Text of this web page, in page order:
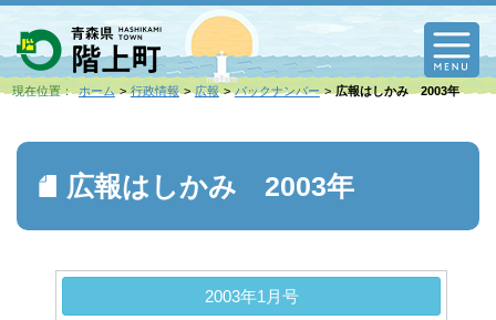
現在位置： ホーム 行政情報 広報 バックナンバー 広報はしかみ 2003年
広報はしかみ 2003年
2003年1月号